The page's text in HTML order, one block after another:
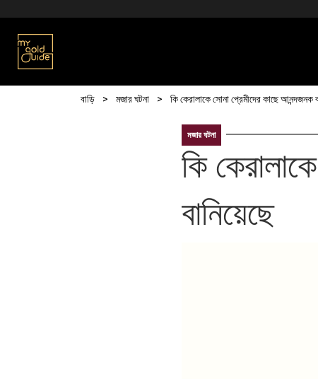
Breadcrumb
বাড়ি মজার ঘটনা কি কেরালাকে সোনা প্রেমীদের কাছে আনন্দজনক
মজার ঘটনা
কি
বানিয়েছে